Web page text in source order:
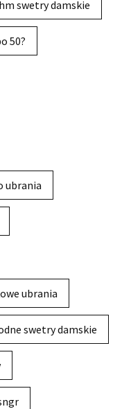
hm swetry damskie
50?
ubrania
ubrania
swetry damskie